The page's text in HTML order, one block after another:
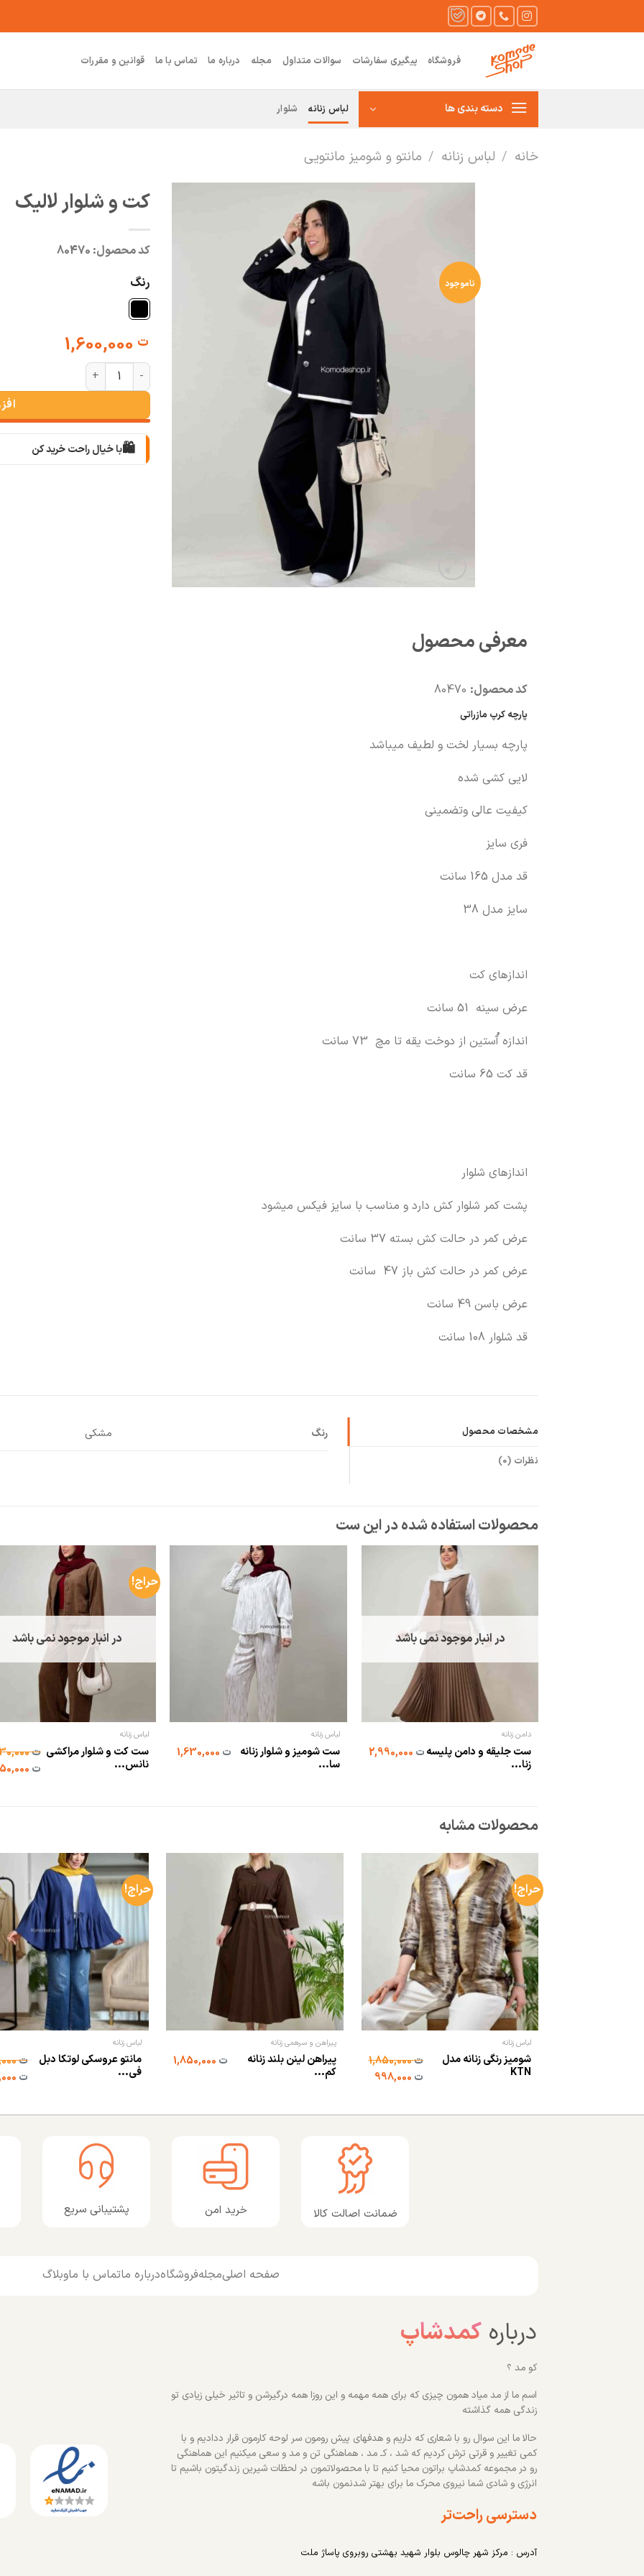
فروشگاه پیگیری سفارشات سوالات متداول مجله درباره ما تماس با ما قوانین و مقررات
دسته بندی ها لباس زنانه شلوار
خانه / لباس زنانه / مانتو و شومیز مانتویی
ناموجود
کت و شلوار لالیک
کد محصول: 80470
رنگ
ت
کت و شلوار لالیک عدد
🛍️با خیال راحت خرید کن
معرفی محصول
کد محصول: 80470
پارچه کرپ مازراتی
پارچه بسیار لخت و لطیف میباشد
لایی کشی شده
کیفیت عالی وتضمینی
فری سایز
قد مدل 165 سانت
سایز مدل 38
اندازهای کت
عرض سینه 51 سانت
اندازه آُستین از دوخت یقه تا مچ 73 سانت
قد کت 65 سانت
اندازهای شلوار
پشت کمر شلوار کش دارد و مناسب با سایز فیکس میشود
عرض کمر در حالت کش بسته 37 سانت
عرض کمر در حالت کش باز 47 سانت
عرض باسن 49 سانت
قد شلوار 108 سانت
مشخصات محصول
نظرات (0)
رنگ مشکی
در انبار موجود نمی باشد
دامن زنانه
ست جلیقه و دامن پلیسه
زنا...
ت
لباس زنانه
ست شومیز و شلوار زنانه
سا...
ت
حراج!
در انبار موجود نمی باشد
لباس زنانه
ست کت و شلوار مراکشی
نانس...
ت1,930,000
ت
محصولات مشابه
حراج!
لباس زنانه
شومیز رنگی زنانه مدل
KTN
ت1,850,000
ت
پیراهن و سرهمی زنانه
پیراهن لینن بلند زنانه
کم...
ت
حراج!
لباس زنانه
مانتو عروسکی لوتکا دبل
فی...
ت1,100,000
ت
ضمانت اصالت کالا خرید امن پشتیبانی سریع
صفحه اصلیمجلهفروشگاهدرباره ماتماس با ماوبلاگ
دربارهکمدشاپ
کو مد ؟
اسم ما از مد میاد همون چیزی که برای همه مهمه و این روزا همه درگیرشن و تاثیر خیلی زیادی تو
زندگی همه گذاشته
حالا ما این سوال رو با شعاری که داریم و هدفهای پیش رومون سر لوحه کارمون قرار ددادیم و با
کمی تغییر و قرتی ترش کردیم که شد ، کـ مد ، هماهنگی تن و مد و سعی میکنیم این هماهنگی
رو در مجموعه کمدشاپ براتون محیا کنیم تا با محصولاتمون در لحظات شیرین زندگیتون باشیم تا
انرژی و شادی شما نیروی محرک ما برای بهتر شدنمون باشه
دسترسی راحت‌تر
آدرس : مرکز شهر چالوس بلوار شهید بهشتی روبروی پاساژ ملت